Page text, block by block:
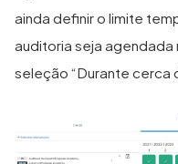
ainda definir o limite
auditoria seja
seleção “Durante cerca